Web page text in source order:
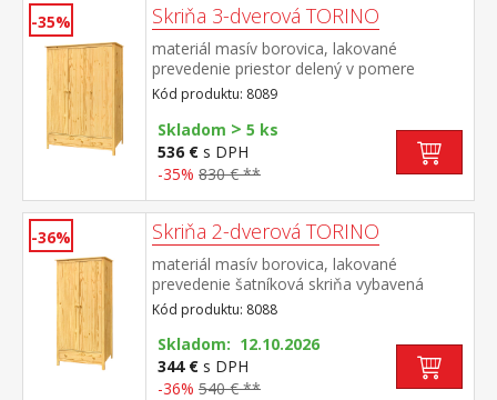
-35% Skriňa 3-dverová TORINO
materiál masív borovica, lakované
prevedenie priestor delený v pomere
2:1 širšia časť šatníková tyč a polica, užšia
časť 3 police v spodnej časti 2 zásuvky s
kovovými pojazdmi odporúčaný nadstavec
8189
Kód produktu: 8089
Skladom > 5 ks
536 € s DPH
-35% 830 € **
-36% Skriňa 2-dverová TORINO
materiál masív borovica, lakované
prevedenie šatníková skriňa vybavená
šatníkovou tyčou a policou v spodnej časti
zásuvka s kovovými pojazdmi odporúčaný
nadstavec 8188
Kód produktu: 8088
Skladom: 12.10.2026
344 € s DPH
-36% 540 € **